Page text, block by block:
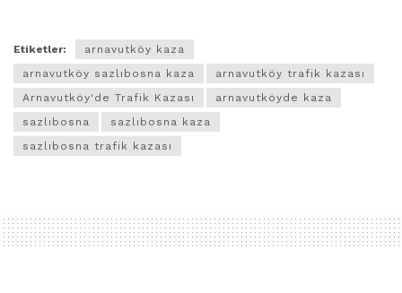
Etiketler:
arnavutköy kaza
arnavutköy sazlıbosna kaza
arnavutköy trafik kazası
Arnavutköy'de Trafik Kazası
arnavutköyde kaza
sazlıbosna
sazlıbosna kaza
sazlıbosna trafik kazası